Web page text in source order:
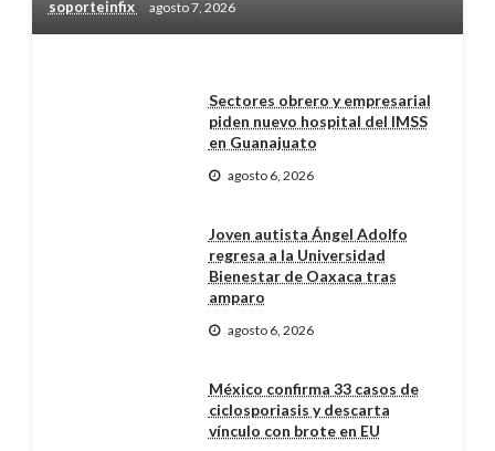
soporteinfix agosto 7, 2026
Sectores obrero y empresarial
piden nuevo hospital del IMSS
en Guanajuato
agosto 6, 2026
Joven autista Ángel Adolfo
regresa a la Universidad
Bienestar de Oaxaca tras
amparo
agosto 6, 2026
México confirma 33 casos de
ciclosporiasis y descarta
vínculo con brote en EU